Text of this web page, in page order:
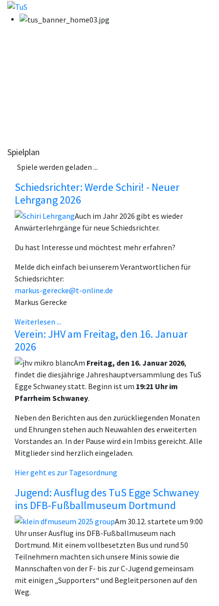
Spielplan
Spiele werden geladen ...
Schiedsrichter: Werde Schiri! - Neuer
Lehrgang 2026
Auch im Jahr 2026 gibt es wieder
Anwärterlehrgänge für neue Schiedsrichter.
Du hast Interesse und möchtest mehr erfahren?
Melde dich einfach bei unserem Verantwortlichen für
Schiedsrichter:
markus-gerecke@t-online.de
Markus Gerecke
Weiterlesen ...
Verein: JHV am Freitag, den 16. Januar
2026
Am Freitag, den 16. Januar 2026,
findet die diesjährige Jahreshauptversammlung des TuS
Egge Schwaney statt. Beginn ist um 19:21 Uhr im
Pfarrheim Schwaney.
Neben den Berichten aus den zurückliegenden Monaten
und Ehrungen stehen auch Neuwahlen des erweiterten
Vorstandes an. In der Pause wird ein Imbiss gereicht. Alle
Mitglieder sind herzlich eingeladen.
Hier geht es zur Tagesordnung
Jugend: Ausflug des TuS Egge Schwaney
ins DFB-Fußballmuseum Dortmund
Am 30.12. startete um 9:00
Uhr unser Ausflug ins DFB-Fußballmuseum nach
Dortmund. Mit einem vollbesetzten Bus und rund 50
Teilnehmern machten sich unsere Minis sowie die
Mannschaften von der F- bis zur C-Jugend gemeinsam
mit einigen „Supporters“ und Begleitpersonen auf den
Weg.